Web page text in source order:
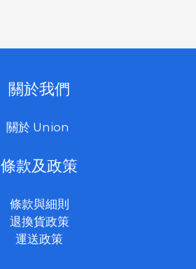
關於我們
關於 Union
條款及政策
條款與細則
退換貨政策
運送政策